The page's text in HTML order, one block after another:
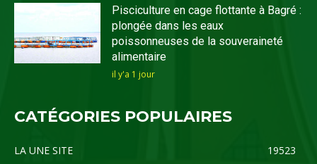
Pisciculture en cage flottante à Bagré :
plongée dans les eaux
poissonneuses de la souveraineté
alimentaire
il y'a 1 jour
CATÉGORIES POPULAIRES
LA UNE SITE
19523